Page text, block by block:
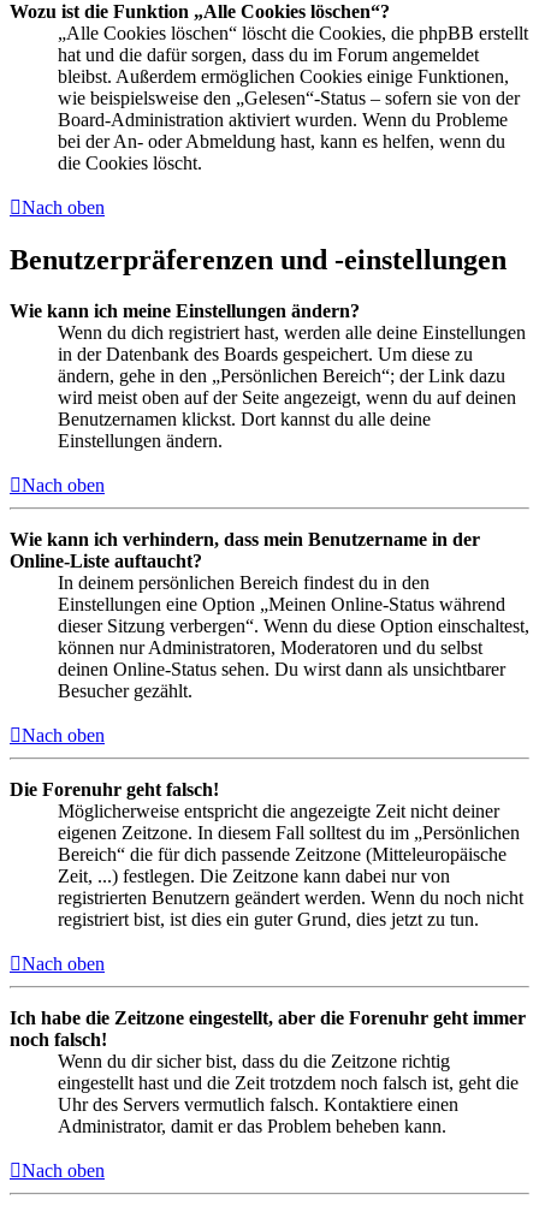
Wozu ist die Funktion „Alle Cookies löschen“?
„Alle Cookies löschen“ löscht die Cookies, die phpBB erstellt
hat und die dafür sorgen, dass du im Forum angemeldet
bleibst. Außerdem ermöglichen Cookies einige Funktionen,
wie beispielsweise den „Gelesen“-Status – sofern sie von der
Board-Administration aktiviert wurden. Wenn du Probleme
bei der An- oder Abmeldung hast, kann es helfen, wenn du
die Cookies löscht.
Nach oben
Benutzerpräferenzen und -einstellungen
Wie kann ich meine Einstellungen ändern?
Wenn du dich registriert hast, werden alle deine Einstellungen
in der Datenbank des Boards gespeichert. Um diese zu
ändern, gehe in den „Persönlichen Bereich“; der Link dazu
wird meist oben auf der Seite angezeigt, wenn du auf deinen
Benutzernamen klickst. Dort kannst du alle deine
Einstellungen ändern.
Nach oben
Wie kann ich verhindern, dass mein Benutzername in der
Online-Liste auftaucht?
In deinem persönlichen Bereich findest du in den
Einstellungen eine Option „Meinen Online-Status während
dieser Sitzung verbergen“. Wenn du diese Option einschaltest,
können nur Administratoren, Moderatoren und du selbst
deinen Online-Status sehen. Du wirst dann als unsichtbarer
Besucher gezählt.
Nach oben
Die Forenuhr geht falsch!
Möglicherweise entspricht die angezeigte Zeit nicht deiner
eigenen Zeitzone. In diesem Fall solltest du im „Persönlichen
Bereich“ die für dich passende Zeitzone (Mitteleuropäische
Zeit, ...) festlegen. Die Zeitzone kann dabei nur von
registrierten Benutzern geändert werden. Wenn du noch nicht
registriert bist, ist dies ein guter Grund, dies jetzt zu tun.
Nach oben
Ich habe die Zeitzone eingestellt, aber die Forenuhr geht immer
noch falsch!
Wenn du dir sicher bist, dass du die Zeitzone richtig
eingestellt hast und die Zeit trotzdem noch falsch ist, geht die
Uhr des Servers vermutlich falsch. Kontaktiere einen
Administrator, damit er das Problem beheben kann.
Nach oben